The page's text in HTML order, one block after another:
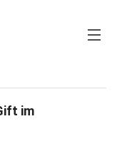
im